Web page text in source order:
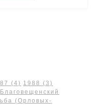
(4) 1988
(3)
Благовещенский
(Орловых-